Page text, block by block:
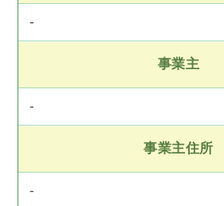
-
事業主
-
事業主住所
-